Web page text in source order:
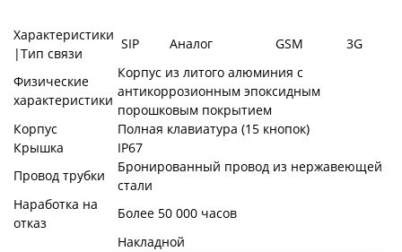
Характеристики
|Тип связи
SIP Аналог GSM 3G
Физические
характеристики
Корпус из литого алюминия с
антикоррозионным эпоксидным
порошковым покрытием
Корпус
Полная клавиатура (15 кнопок)
Крышка
IP67
Провод трубки
Бронированный провод из нержавеющей
стали
Наработка на
отказ
Более 50 000 часов
Накладной